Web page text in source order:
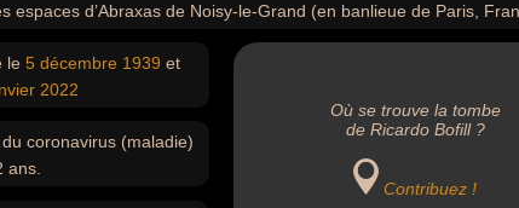
espaces d’Abraxas de Noisy-le-Grand (en banlieue de Paris,
le 5 décembre 1939 et
2022
coronavirus (maladie)
ans.
Où se trouve la tombe
de Ricardo Bofill ?
Contribuez !